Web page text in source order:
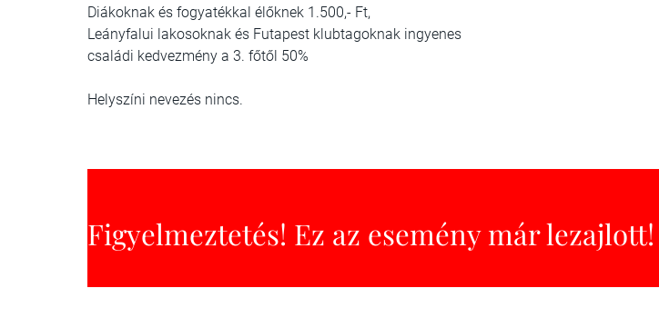
Diákoknak és fogyatékkal élőknek 1.500,- Ft,
Leányfalui lakosoknak és Futapest klubtagoknak ingyenes
családi kedvezmény a 3. főtől 50%
Helyszíni nevezés nincs.
Figyelmeztetés! Ez az esemény már lezajlott!